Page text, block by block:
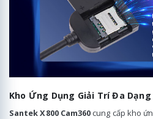
Kho Ứng Dụng Giải Trí Đa Dạng
Santek X800 Cam360 cung cấp kho